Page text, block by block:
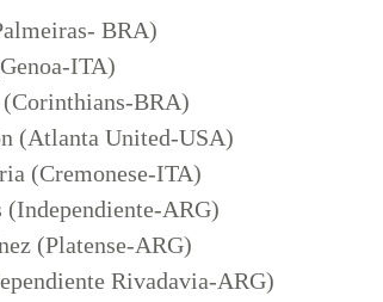
BRA)
ITA)
BRA)
(Atlanta United-USA)
(Cremonese-ITA)
ARG)
(Platense-ARG)
Rivadavia-ARG)